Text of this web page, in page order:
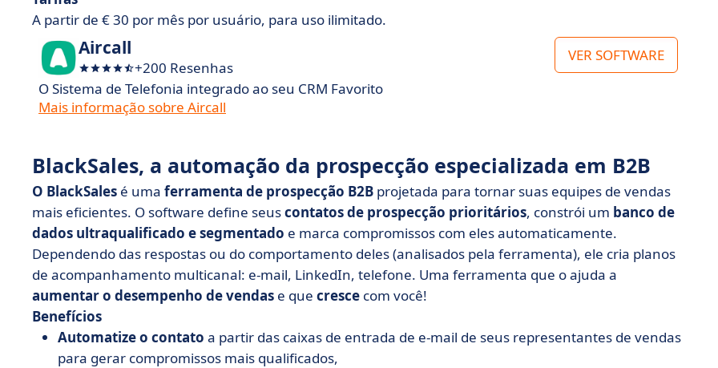
A partir de € 30 por mês por usuário, para uso ilimitado.
Aircall
+200 Resenhas
VER SOFTWARE
O Sistema de Telefonia integrado ao seu CRM Favorito
Mais informação sobre Aircall
BlackSales, a automação da prospecção especializada em B2B
O BlackSales é uma ferramenta de prospecção B2B projetada para tornar suas equipes de vendas
mais eficientes. O software define seuscontatos de prospecção prioritários, constrói um banco de
dados ultraqualificado e segmentado e marca compromissos com eles automaticamente.
Dependendo das respostas ou do comportamento deles (analisados pela ferramenta), ele cria planos
de acompanhamento multicanal: e-mail, LinkedIn, telefone. Uma ferramenta que o ajuda a
aumentar o desempenho de vendas e que cresce com você!
Benefícios
Automatize o contato a partir das caixas de entrada de e-mail de seus representantes de vendas
para gerar compromissos mais qualificados,